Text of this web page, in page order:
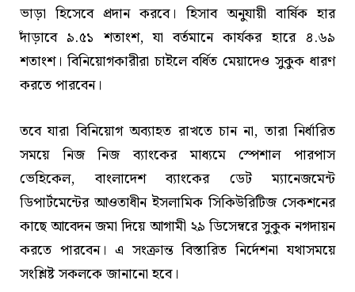
ভাড়া হিসেবে প্রদান করবে। হিসাব অনুযায়ী বার্ষিক হার
দাঁড়াবে ৯.৫১ শতাংশ, যা বর্তমানে কার্যকর হারে ৪.৬৯
শতাংশ। বিনিয়োগকারীরা চাইলে বর্ধিত মেয়াদেও সুকুক ধারণ
করতে পারবেন।
তবে যারা বিনিয়োগ অব্যাহত রাখতে চান না, তারা নির্ধারিত
সময়ে নিজ নিজ ব্যাংকের মাধ্যমে স্পেশাল পারপাস
ভেহিকেল, বাংলাদেশ ব্যাংকের ডেট ম্যানেজমেন্ট
ডিপার্টমেন্টের আওতাধীন ইসলামিক সিকিউরিটিজ সেকশনের
কাছে আবেদন জমা দিয়ে আগামী ২৯ ডিসেম্বরে সুকুক নগদায়ন
করতে পারবেন। এ সংক্রান্ত বিস্তারিত নির্দেশনা যথাসময়ে
সংশ্লিষ্ট সকলকে জানানো হবে।